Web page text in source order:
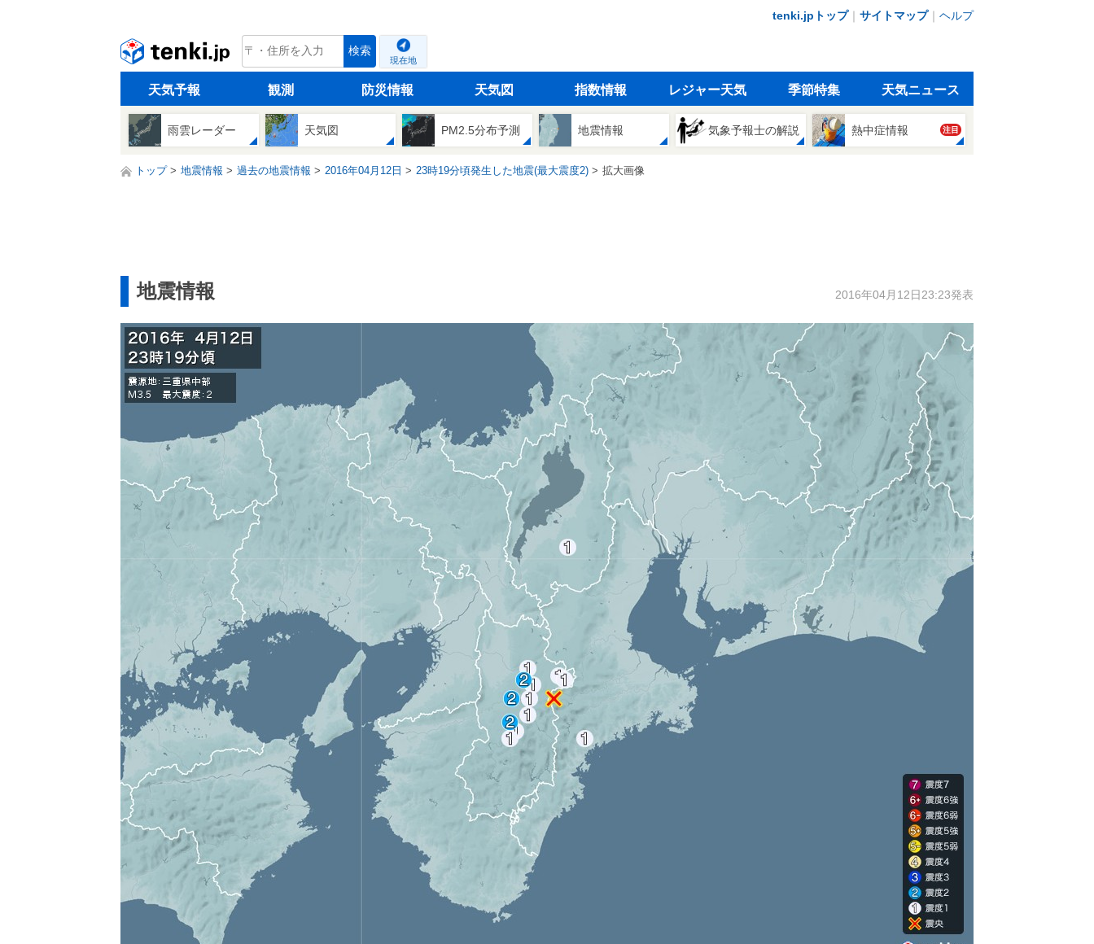
tenki.jpトップ｜ サイトマップ｜ ヘルプ
tenki.jp 検索
現在地
天気予報 観測 防災情報 天気図 指数情報 レジャー天気 季節特集 天気ニュース
雨雲レーダー 天気図 PM2.5分布予測 地震情報 気象予報士の解説 熱中症情報 注目
トップ 地震情報 過去の地震情報 2016年04月12日 23時19分頃発生した地震(最大震度2) 拡大画像
地震情報 2016年04月12日23:23発表